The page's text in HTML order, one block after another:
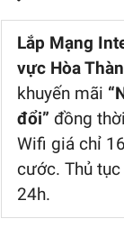
Lắp Mạng
vực Hòa
khuyến mãi
đổi” đồng
Wifi giá chỉ
cước. Thủ
24h.